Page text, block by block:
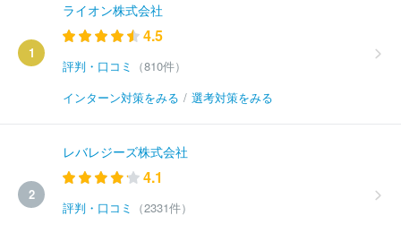
1
ライオン株式会社
4.5
評判・口コミ
（810件）
インターン対策をみる / 選考対策をみる
2
レバレジーズ株式会社
4.1
評判・口コミ
（2331件）